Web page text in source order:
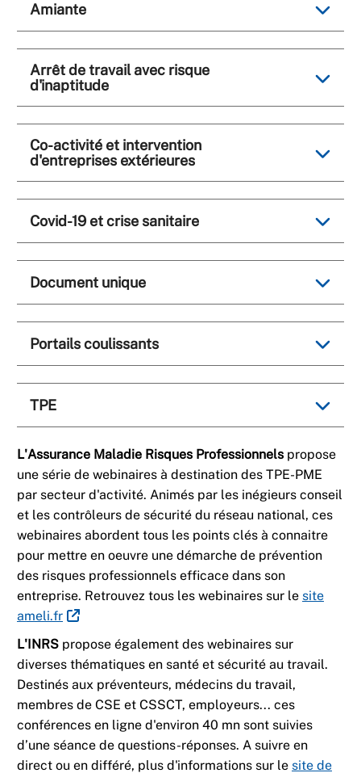
Amiante
Arrêt de travail avec risque
d'inaptitude
Co-activité et intervention
d'entreprises extérieures
Covid-19 et crise sanitaire
Document unique
Portails coulissants
TPE
L'Assurance Maladie Risques Professionnels propose
une série de webinaires à destination des TPE-PME
par secteur d'activité. Animés par les inégieurs conseil
et les contrôleurs de sécurité du réseau national, ces
webinaires abordent tous les points clés à connaitre
pour mettre en oeuvre une démarche de prévention
des risques professionnels efficace dans son
entreprise. Retrouvez tous les webinaires sur le site
ameli.fr
L'INRS propose également des webinaires sur
diverses thématiques en santé et sécurité au travail.
Destinés aux préventeurs, médecins du travail,
membres de CSE et CSSCT, employeurs... ces
conférences en ligne d'environ 40 mn sont suivies
d’une séance de questions-réponses. A suivre en
direct ou en différé, plus d'informations sur le site de